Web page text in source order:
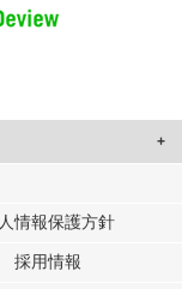
たコンテンツや広告の
しています。
提供した他の情報や、
情報保護方針
採用情報